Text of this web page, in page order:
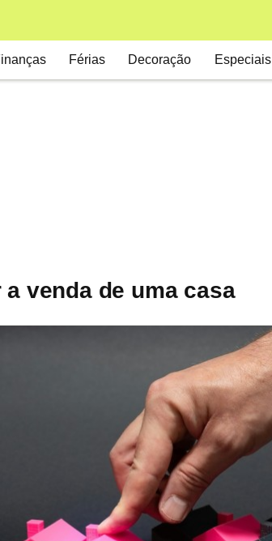
Férias Decoração Especiais
a venda de uma casa